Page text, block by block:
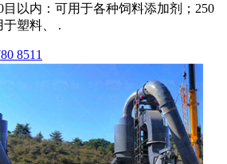
以内：可用于各种饲料添加剂；250
于塑料、 .
8511